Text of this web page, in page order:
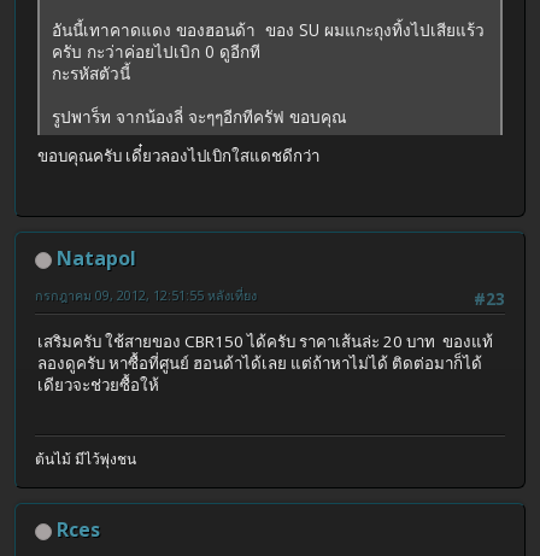
อันนี้เทาคาดแดง ของฮอนด้า ของ SU ผมแกะถุงทิ้งไปเสียแร้ว
ครับ กะว่าค่อยไปเบิก 0 ดูอีกที
กะรหัสตัวนี้
รูปพาร็ท จากน้องลี่ จะๆๆอีกทีครัฟ ขอบคุณ
ขอบคุณครับ เดี๋ยวลองไปเบิกใสแดชดีกว่า
Natapol
#23
กรกฎาคม 09, 2012, 12:51:55 หลังเที่ยง
เสริมครับ ใช้สายของ CBR150 ได้ครับ ราคาเส้นล่ะ 20 บาท ของแท้
ลองดูครับ หาซื้อที่ศูนย์ ฮอนด้าได้เลย แต่ถ้าหาไม่ได้ ติดต่อมาก็ได้
เดียวจะช่วยซื้อให้
ต้นไม้ มีไว้พุ่งชน
Rces